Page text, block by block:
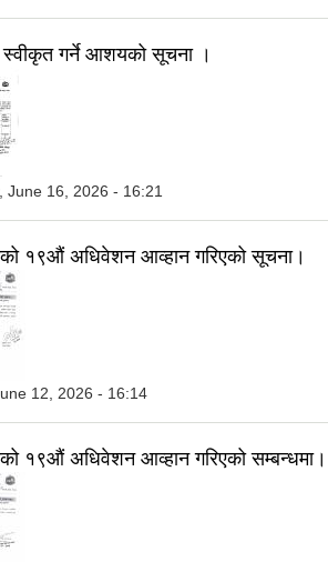
स्वीकृत गर्ने आशयको सूचना ।
June 16, 2026 - 16:21
१९औं अधिवेशन आव्हान गरिएको सूचना।
12, 2026 - 16:14
१९औं अधिवेशन आव्हान गरिएको सम्बन्धमा।